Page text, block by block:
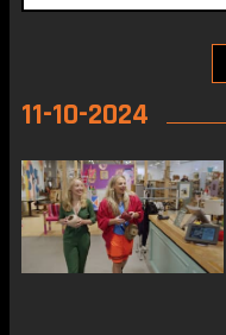
11-10-2024